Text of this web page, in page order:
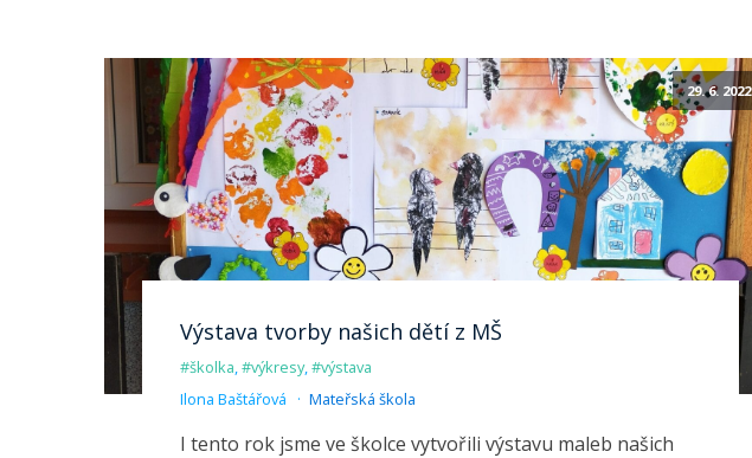
29. 6. 2022
Výstava tvorby našich dětí z MŠ
#školka,#výkresy,#výstava
Ilona Baštářová
Mateřská škola
I tento rok jsme ve školce vytvořili výstavu maleb našich